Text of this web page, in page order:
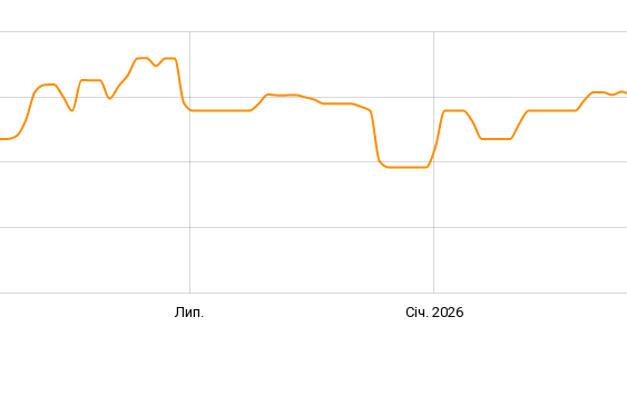
Лип. Січ. 2026